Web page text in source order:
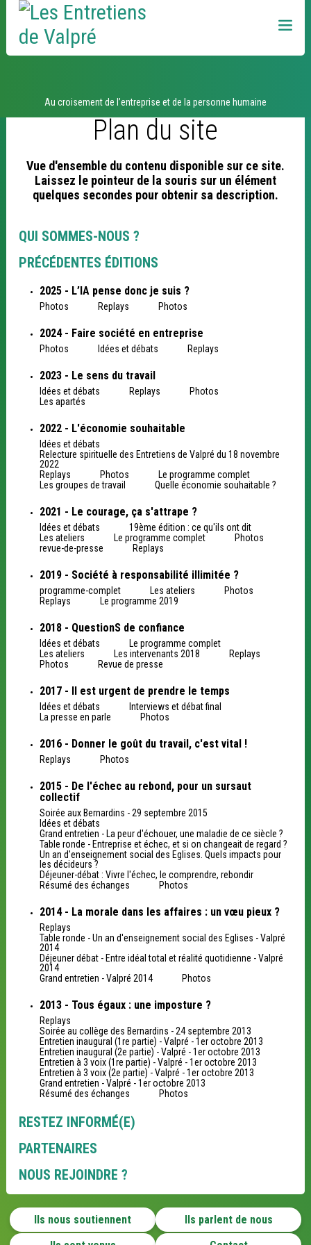
navigation
personnels
Au croisement de l’entreprise et de la personne humaine
Plan du site
Vue d'ensemble du contenu disponible sur ce site.
Laissez le pointeur de la souris sur un élément
quelques secondes pour obtenir sa description.
QUI SOMMES-NOUS ?
PRÉCÉDENTES ÉDITIONS
2025 - L’IA pense donc je suis ?
Photos Replays Photos
2024 - Faire société en entreprise
Photos Idées et débats Replays
2023 - Le sens du travail
Idées et débats Replays
Photos
Les apartés
2022 - L'économie souhaitable
Idées et débats
Relecture spirituelle des Entretiens de Valpré du 18 novembre
2022
Replays
Photos
Le programme complet
Les groupes de travail
Quelle économie souhaitable ?
2021 - Le courage, ça s'attrape ?
Idées et débats
19ème édition : ce qu'ils ont dit
Les ateliers
Le programme complet
Photos
revue-de-presse
Replays
2019 - Société à responsabilité illimitée ?
programme-complet Les ateliers
Photos
Replays
Le programme 2019
2018 - QuestionS de confiance
Idées et débats
Le programme complet
Les ateliers
Les intervenants 2018
Replays
Photos
Revue de presse
2017 - Il est urgent de prendre le temps
Idées et débats
Interviews et débat final
La presse en parle
Photos
2016 - Donner le goût du travail, c'est vital !
Replays Photos
2015 - De l'échec au rebond, pour un sursaut
collectif
Soirée aux Bernardins - 29 septembre 2015
Idées et débats
Grand entretien - La peur d'échouer, une maladie de ce siècle ?
Table ronde - Entreprise et échec, et si on changeait de regard ?
Un an d'enseignement social des Eglises. Quels impacts pour
les décideurs ?
Déjeuner-débat : Vivre l'échec, le comprendre, rebondir
Résumé des échanges
Photos
2014 - La morale dans les affaires : un vœu pieux ?
Replays
Table ronde - Un an d'enseignement social des Eglises - Valpré
2014
Déjeuner débat - Entre idéal total et réalité quotidienne - Valpré
2014
Grand entretien - Valpré 2014
Photos
2013 - Tous égaux : une imposture ?
Replays
Soirée au collège des Bernardins - 24 septembre 2013
Entretien inaugural (1re partie) - Valpré - 1er octobre 2013
Entretien inaugural (2e partie) - Valpré - 1er octobre 2013
Entretien à 3 voix (1re partie) - Valpré - 1er octobre 2013
Entretien à 3 voix (2e partie) - Valpré - 1er octobre 2013
Grand entretien - Valpré - 1er octobre 2013
Résumé des échanges
Photos
RESTEZ INFORMÉ(E)
PARTENAIRES
NOUS REJOINDRE ?
Ils nous soutiennent
Ils parlent de nous